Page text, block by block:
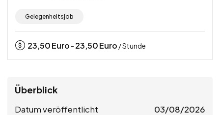
Gelegenheitsjob
23,50Euro - 23,50Euro / Stunde
Überblick
Datum veröffentlicht 03/08/2026